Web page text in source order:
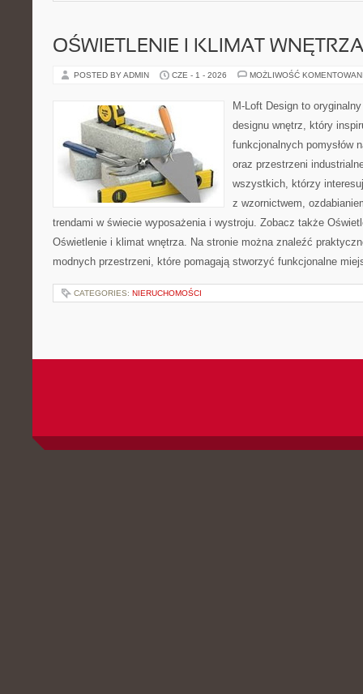
OŚWIETLENIE I KLIMAT WNĘTRZA
POSTED BY ADMIN CZE - 1 - 2026 MOŻLIWOŚĆ
M-Loft Design to
designu wnętrz, który
funkcjonalnych pomysłów
oraz przestrzeni
wszystkich, którzy
z wzornictwem,
trendami w świecie wyposażenia i wystroju. Zobacz także
Oświetlenie i klimat wnętrza. Na stronie można znaleźć
modnych przestrzeni, które pomagają stworzyć funkcjonalne
CATEGORIES: NIERUCHOMOŚCI